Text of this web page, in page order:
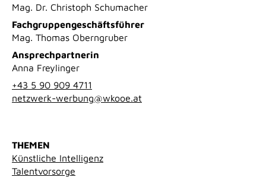
Mag. Dr. Christoph Schumacher
Fachgruppengeschäftsführer
Mag. Thomas Oberngruber
Ansprechpartnerin
Anna Freylinger
+43 5 90 909 4711
netzwerk-werbung@wkooe.at
THEMEN
Künstliche Intelligenz
Talentvorsorge